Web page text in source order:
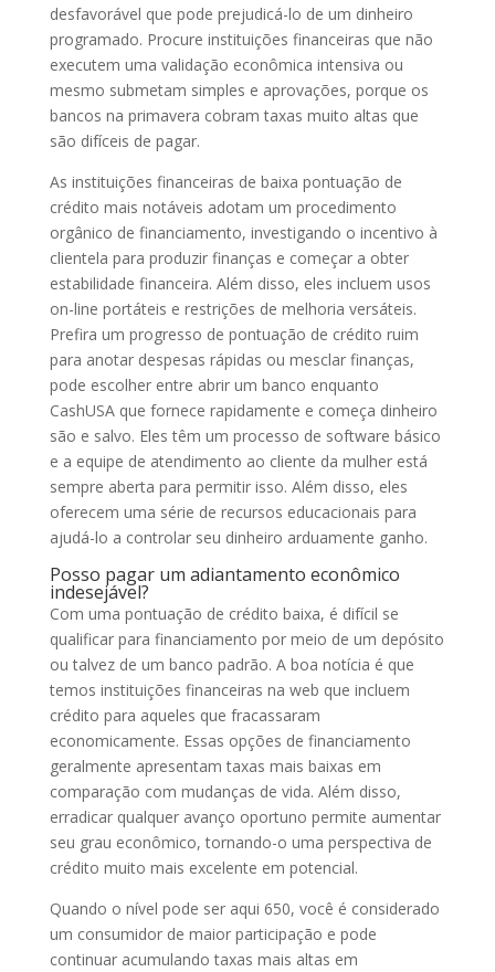
desfavorável que pode prejudicá-lo de um dinheiro
programado. Procure instituições financeiras que não
executem uma validação econômica intensiva ou
mesmo submetam simples e aprovações, porque os
bancos na primavera cobram taxas muito altas que
são difíceis de pagar.
As instituições financeiras de baixa pontuação de
crédito mais notáveis ​​adotam um procedimento
orgânico de financiamento, investigando o incentivo à
clientela para produzir finanças e começar a obter
estabilidade financeira. Além disso, eles incluem usos
on-line portáteis e restrições de melhoria versáteis.
Prefira um progresso de pontuação de crédito ruim
para anotar despesas rápidas ou mesclar finanças,
pode escolher entre abrir um banco enquanto
CashUSA que fornece rapidamente e começa dinheiro
são e salvo. Eles têm um processo de software básico
e a equipe de atendimento ao cliente da mulher está
sempre aberta para permitir isso. Além disso, eles
oferecem uma série de recursos educacionais para
ajudá-lo a controlar seu dinheiro arduamente ganho.
Posso pagar um adiantamento econômico
indesejável?
Com uma pontuação de crédito baixa, é difícil se
qualificar para financiamento por meio de um depósito
ou talvez de um banco padrão. A boa notícia é que
temos instituições financeiras na web que incluem
crédito para aqueles que fracassaram
economicamente. Essas opções de financiamento
geralmente apresentam taxas mais baixas em
comparação com mudanças de vida. Além disso,
erradicar qualquer avanço oportuno permite aumentar
seu grau econômico, tornando-o uma perspectiva de
crédito muito mais excelente em potencial.
Quando o nível pode ser aqui 650, você é considerado
um consumidor de maior participação e pode
continuar acumulando taxas mais altas em